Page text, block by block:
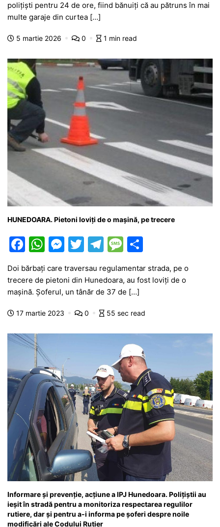
e
b
o
o
k
s
A
p
s
e
g
er
er
a a
g
e ă
polițiști pentru 24 de ore, fiind bănuiți că au pătruns în mai
multe garaje din curtea […]
5 martie 2026 0 1 min read
HUNEDOARA. Pietoni loviți de o mașină, pe trecere
F
c
e
b
o
o
k
W
at
s
A
p
M
s
s
e
g
er
T
itt
er
T
e
gr
a
m
M
s
s
a
g
e
ta
a
ă
Doi bărbați care traversau regulamentar strada, pe o
trecere de pietoni din Hunedoara, au fost loviți de o
mașină. Șoferul, un tânăr de 37 de […]
17 martie 2023 0 55 sec read
Informare și prevenție, acțiune a IPJ Hunedoara. Polițiștii au
ieșit în stradă pentru a monitoriza respectarea regulilor
rutiere, dar și pentru a-i informa pe șoferi despre noile
modificări ale Codului Rutier